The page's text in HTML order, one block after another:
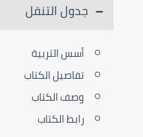
جدول التنقل
أسس التربية
تفاصيل الكتاب
وصف الكتاب
رابط الكتاب